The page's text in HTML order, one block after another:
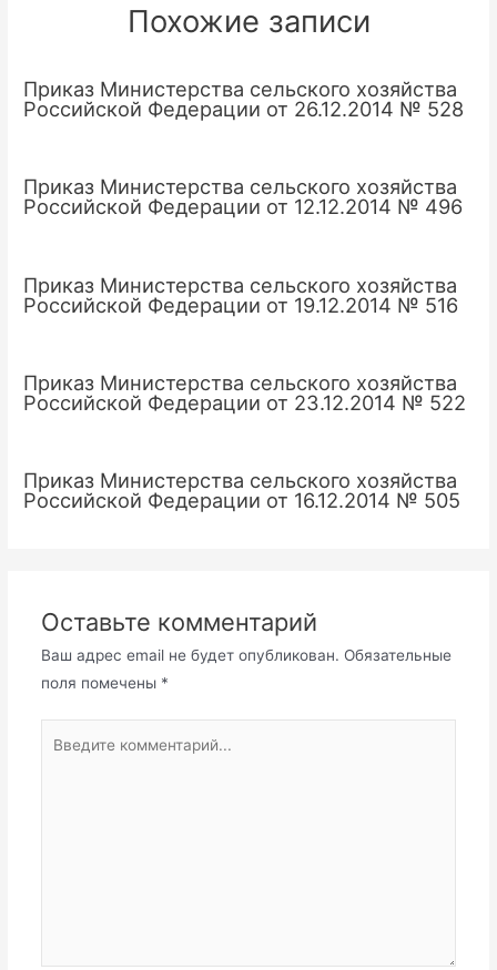
Похожие записи
Приказ Министерства сельского хозяйства
Российской Федерации от 26.12.2014 № 528
Приказ Министерства сельского хозяйства
Российской Федерации от 12.12.2014 № 496
Приказ Министерства сельского хозяйства
Российской Федерации от 19.12.2014 № 516
Приказ Министерства сельского хозяйства
Российской Федерации от 23.12.2014 № 522
Приказ Министерства сельского хозяйства
Российской Федерации от 16.12.2014 № 505
Оставьте комментарий
Ваш адрес email не будет опубликован. Обязательные
поля помечены *